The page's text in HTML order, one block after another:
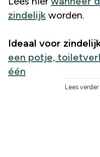
zindelijk worden.
Ideaal voor
een potje,
één
Lees